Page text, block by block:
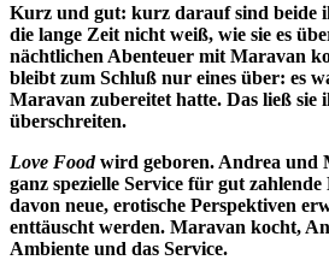
Kurz und gut: kurz darauf sind beide
die lange Zeit nicht weiß, wie sie es
nächtlichen Abenteuer mit Maravan
bleibt zum Schluß nur eines über: es
Maravan zubereitet hatte. Das ließ sie
überschreiten.
Love Foodwird geboren. Andrea und
ganz spezielle Service für gut
davon neue, erotische Perspektiven
enttäuscht werden. Maravan kocht,
Ambiente und das Service.